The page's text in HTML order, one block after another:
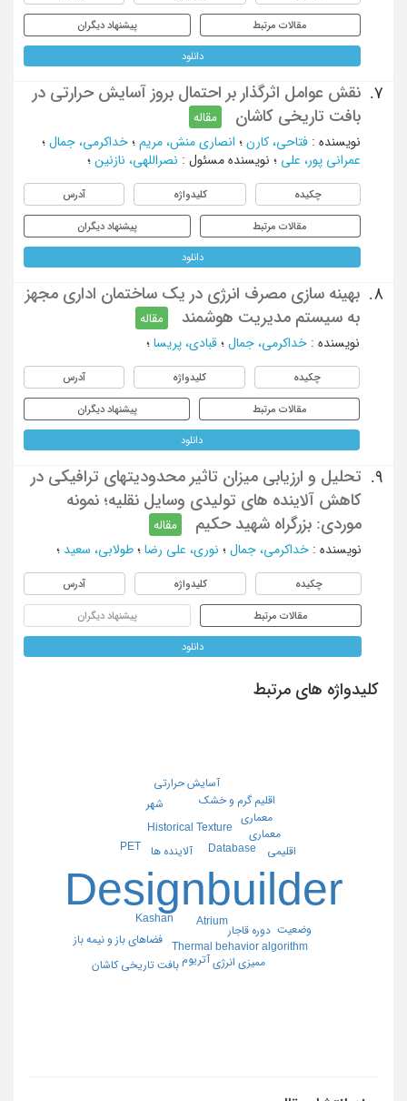
مقالات مرتبط پیشنهاد دیگران
دانلود
7.
نقش عوامل اثرگذار بر احتمال بروز آسایش حرارتی در
بافت تاریخی کاشان
مقاله
نویسنده : فتاحی، کارن ؛ انصاری منش، مریم ؛ خداکرمی، جمال ؛
عمرانی پور، علی ؛ نویسنده مسئول : نصراللهی، نازنین ؛
چکیده کلیدواژه آدرس
مقالات مرتبط پیشنهاد دیگران
دانلود
8.
بهینه سازی مصرف انرژی در یک ساختمان اداری مجهز
به سیستم مدیریت هوشمند
مقاله
نویسنده : خداکرمی، جمال ؛ قبادی، پریسا ؛
چکیده کلیدواژه آدرس
مقالات مرتبط پیشنهاد دیگران
دانلود
9.
تحلیل و ارزیابی میزان تاثیر محدودیتهای ترافیکی در
کاهش آلاینده های تولیدی وسایل نقلیه؛ نمونه
موردی: بزرگراه شهید حکیم
مقاله
نویسنده : خداکرمی، جمال ؛ نوری، علی رضا ؛ طولابی، سعید ؛
چکیده کلیدواژه آدرس
مقالات مرتبط پیشنهاد دیگران
دانلود
کلیدواژه های مرتبط
Designbuilder
Atrium
Database
Historical Texture
Kashan
Thermal behavior algorithm
آتریوم
آلاینده ها
اقليم گرم و خشك
دوره قاجار
فضاهای باز و نیمه باز
معماری
ممیزی انرژی
PET
آسایش حرارتی
اقلیمی
بافت تاریخی کاشان
شهر
معماری
وضعیت